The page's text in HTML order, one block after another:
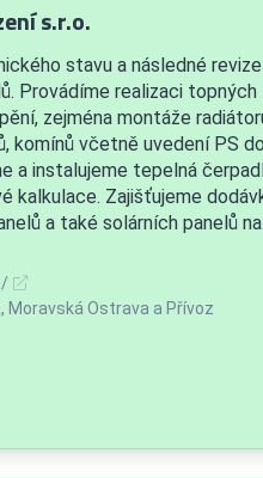
s.r.o.
stavu a následné revize
Provádíme realizaci topných
zejména montáže
komínů včetně uvedení PS
a instalujeme tepelná
kalkulace. Zajišťujeme
a také solárních panelů
Moravská Ostrava a Přívoz